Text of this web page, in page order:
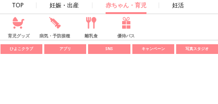
TOP 妊娠・出産 赤ちゃん・育児 妊活
育児グッズ 病気・予防接種 離乳食 優待パス
ひよこクラブ アプリ SNS キャンペーン 写真スタジオ